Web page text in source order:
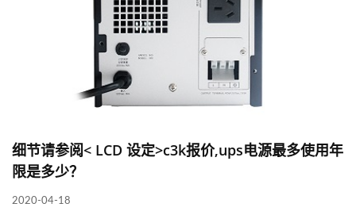
细节请参阅< LCD 设定>c3k报价,ups电源最多使用年
限是多少？
2020-04-18